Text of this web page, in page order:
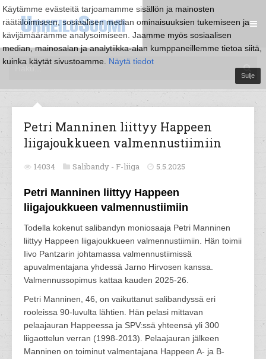
Käytämme evästeitä tarjoamamme sisällön ja mainosten
räätälöimiseen, sosiaalisen median ominaisuuksien tukemiseen ja
kävijämäärämme analysoimiseen. Jaamme myös sosiaalisen
median, mainosalan ja analytiikka-alan kumppaneillemme tietoa siitä,
kuinka käytät sivustoamme. Näytä tiedot
Sulje
Petri Manninen liittyy Happeen
liigajoukkueen valmennustiimiin
14034 Salibandy - F-liiga 5.5.2025
Petri Manninen liittyy Happeen
liigajoukkueen valmennustiimiin
Todella kokenut salibandyn moniosaaja Petri Manninen
liittyy Happeen liigajoukkueen valmennustiimiin. Hän toimii
Iivo Pantzarin johtamassa valmennustiimissä
apuvalmentajana yhdessä Jarno Hirvosen kanssa.
Valmennussopimus kattaa kauden 2025-26.
Petri Manninen, 46, on vaikuttanut salibandyssä eri
rooleissa 90-luvulta lähtien. Hän pelasi mittavan
pelaajauran Happeessa ja SPV:ssä yhteensä yli 300
liigaottelun verran (1998-2013). Pelaajauran jälkeen
Manninen on toiminut valmentajana Happeen A- ja B-